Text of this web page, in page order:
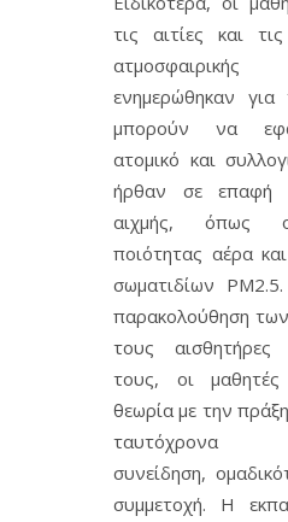
τις αιτίες και
ενημερώθηκαν για
μπορούν να
ατομικό και
ήρθαν σε επαφή
αιχμής, όπως
ποιότητας αέρα
σωματιδίων
παρακολούθηση
τους
τους, οι
θεωρία με την
ταυτόχρονα
συνείδηση,
συμμετοχή. Η